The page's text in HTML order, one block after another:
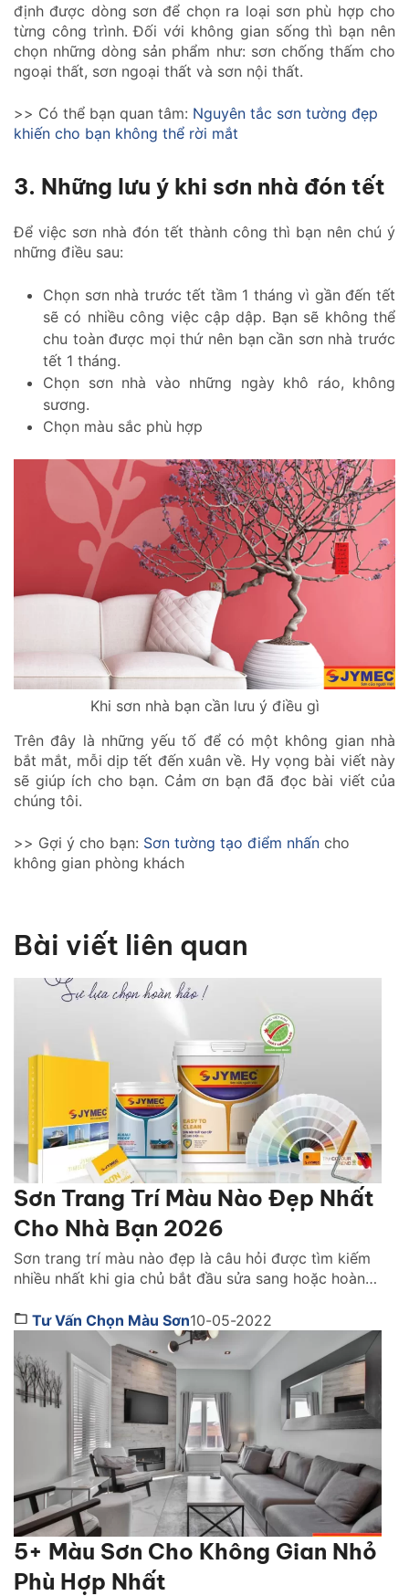
định được dòng sơn để chọn ra loại sơn phù hợp cho
từng công trình. Đối với không gian sống thì bạn nên
chọn những dòng sản phẩm như: sơn chống thấm cho
ngoại thất, sơn ngoại thất và sơn nội thất.
>> Có thể bạn quan tâm: Nguyên tắc sơn tường đẹp
khiến cho bạn không thể rời mắt
3. Những lưu ý khi sơn nhà đón tết
Để việc sơn nhà đón tết thành công thì bạn nên chú ý
những điều sau:
Chọn sơn nhà trước tết tầm 1 tháng vì gần đến tết
sẽ có nhiều công việc cập dập. Bạn sẽ không thể
chu toàn được mọi thứ nên bạn cần sơn nhà trước
tết 1 tháng.
Chọn sơn nhà vào những ngày khô ráo, không
sương.
Chọn màu sắc phù hợp
Khi sơn nhà bạn cần lưu ý điều gì
Trên đây là những yếu tố để có một không gian nhà
bắt mắt, mỗi dịp tết đến xuân về. Hy vọng bài viết này
sẽ giúp ích cho bạn. Cảm ơn bạn đã đọc bài viết của
chúng tôi.
>> Gợi ý cho bạn: Sơn tường tạo điểm nhấn cho
không gian phòng khách
Bài viết liên quan
Sơn Trang Trí Màu Nào Đẹp Nhất
Cho Nhà Bạn 2026
Sơn trang trí màu nào đẹp là câu hỏi được tìm kiếm
nhiều nhất khi gia chủ bắt đầu sửa sang hoặc hoàn
không chỉ quyết định vẻ đẹp của ngôi nhà mà còn
ảnh hưởng trực tiếp đến cảm xúc, ánh sáng và
phong cách […]
Tư Vấn Chọn Màu Sơn10-05-2022
5+ Màu Sơn Cho Không Gian Nhỏ
Phù Hợp Nhất